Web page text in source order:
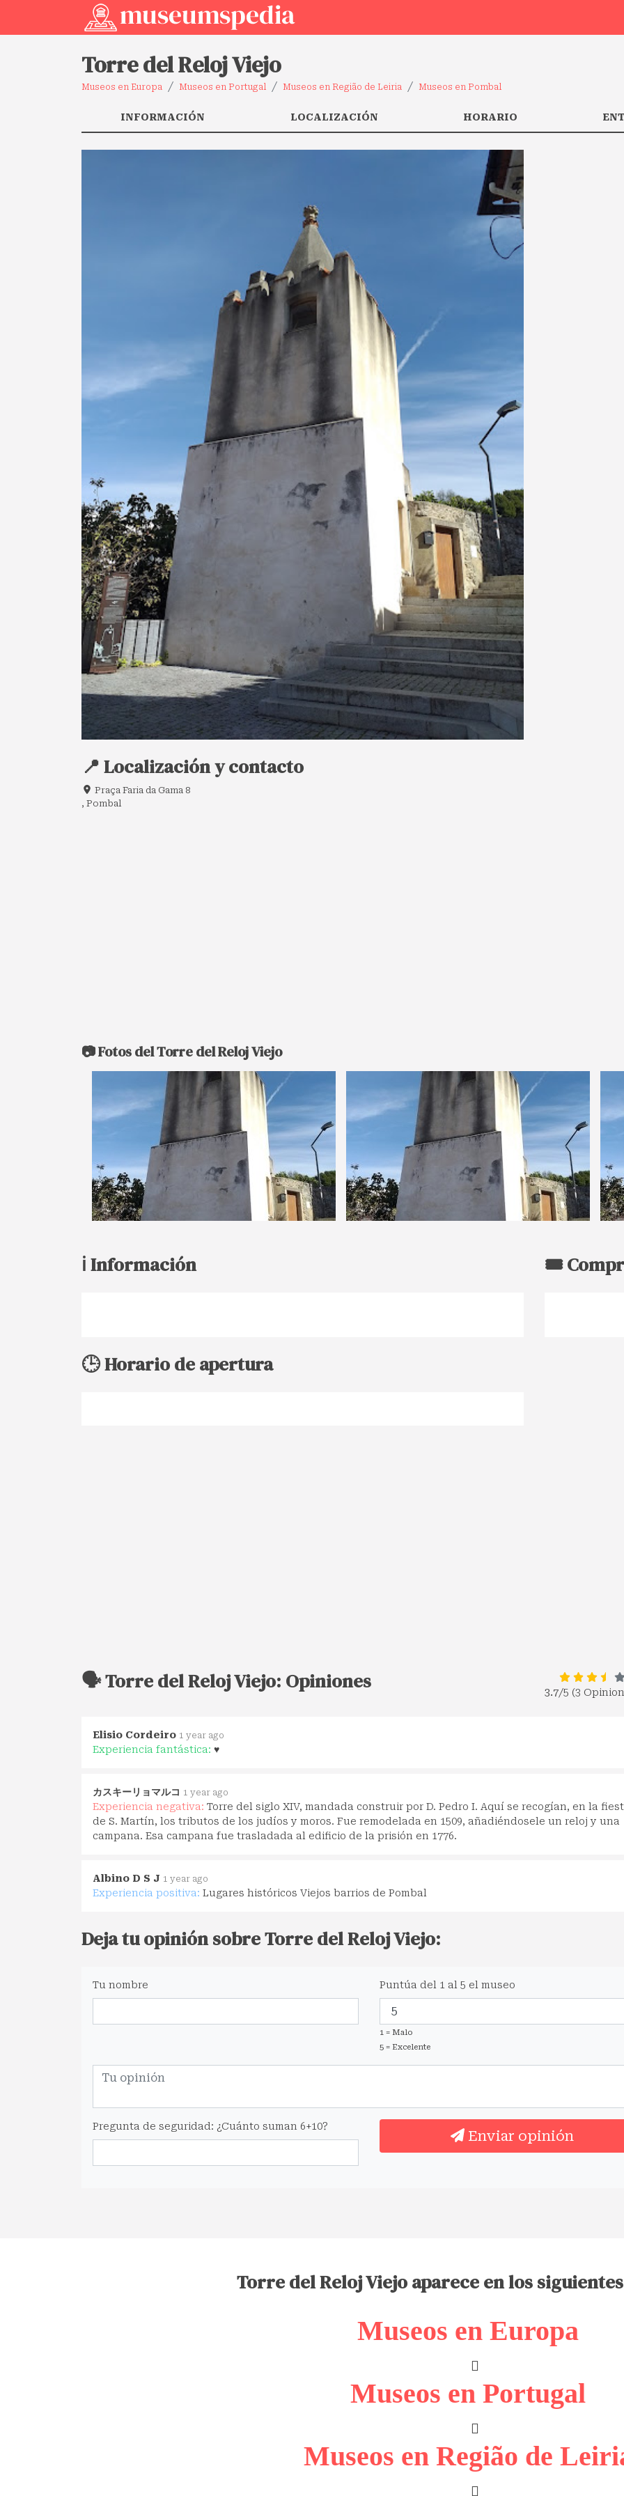
Torre del Reloj Viejo
Museos en Europa Museos en Portugal Museos en Região de Leiria Museos en Pombal
INFORMACIÓN LOCALIZACIÓN HORARIO
📍 Localización y contacto
Praça Faria da Gama 8
, Pombal
📷 Fotos del Torre del Reloj Viejo
ℹ️ Información
🕒 Horario de apertura
🎟️
🗣️ Torre del Reloj Viejo: Opiniones 3.7/5 (3
Elisio Cordeiro 1 year ago
Experiencia fantástica: ♥️
カスキーリョマルコ 1 year ago
Experiencia negativa: Torre del siglo XIV, mandada construir por D. Pedro I. Aquí se recogían, en la
de S. Martín, los tributos de los judíos y moros. Fue remodelada en 1509, añadiéndosele un reloj y una
campana. Esa campana fue trasladada al edificio de la prisión en 1776.
Albino D S J 1 year ago
Experiencia positiva: Lugares históricos Viejos barrios de Pombal
Deja tu opinión sobre Torre del Reloj Viejo:
Tu nombre Puntúa del 1 al 5 el museo
1 = Malo
5 = Excelente
Pregunta de seguridad: ¿Cuánto suman 6+10?
Enviar opinión
Torre del Reloj Viejo aparece en los
Museos en Europa
Museos en Portugal
Museos en Região de